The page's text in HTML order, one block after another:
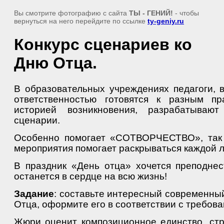
Вы смотрите фотографию с сайта ТЫ - ГЕНИЙ! - чтобы
вернуться на него перейдите по ссылке ty-geniy.ru
Конкурс сценариев ко
Дню Отца.
В образовательных учреждениях педагоги,
ответственностью готовятся к разным
историей возникновения,
сценарии.
Особенно помогает «СОТВОРЧЕСТВО», так
мероприятия помогает раскрываться каждой
В праздник «День отца» хочется
останется в сердце на всю жизнь!
Задание: составьте интересный
Отца, оформите его в соответствии с
Жюри оценит композиционное единство,